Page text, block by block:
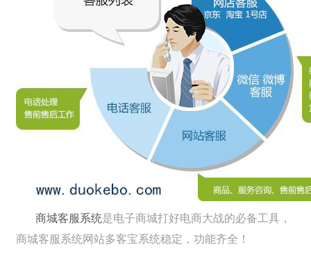
商城客服系统是电子商城打好电商大战的必备工具，
商城客服系统网站多客宝系统稳定，功能齐全！